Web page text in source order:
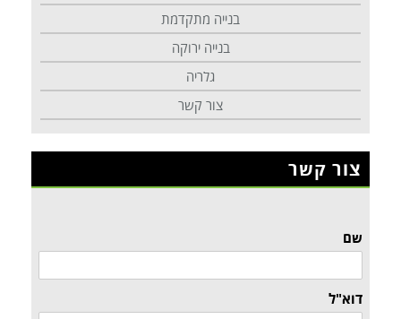
בנייה מתקדמת
בנייה ירוקה
גלריה
צור קשר
צור קשר
שם
דוא"ל